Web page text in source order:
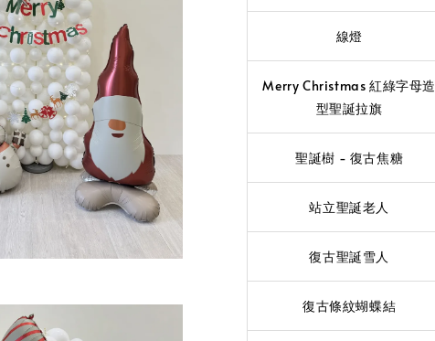
線燈
Merry Christmas 紅綠字母造
型聖誕拉旗
聖誕樹 - 復古焦糖
站立聖誕老人
復古聖誕雪人
復古條紋蝴蝶結